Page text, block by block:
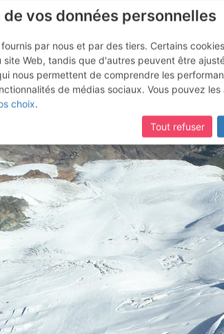
vos données personnelles
par nous et par des tiers. Certains
Web, tandis que d'autres peuvent être
nous permettent de comprendre les
de médias sociaux. Vous pouvez
choix.
Tout refuser